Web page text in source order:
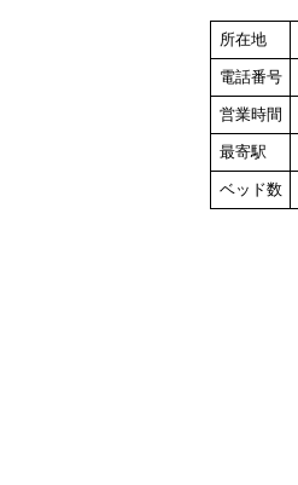
所在地
電話番号
営業時間
最寄駅
ベッド数